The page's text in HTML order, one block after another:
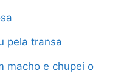
pela transa
macho e chupei o